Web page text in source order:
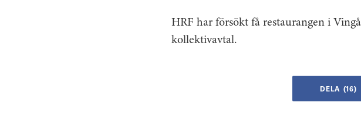
HRF har försökt få restaurangen i
kollektivavtal.
DELA (16)